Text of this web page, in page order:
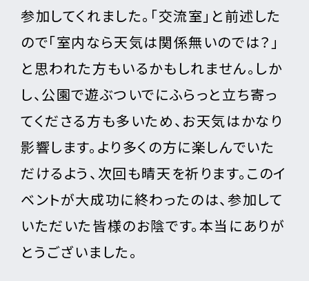
参加してくれました。「交流室」と前述した
ので「室内なら天気は関係無いのでは？」
と思われた方もいるかもしれません。しか
し、公園で遊ぶついでにふらっと立ち寄っ
てくださる方も多いため、お天気はかなり
影響します。より多くの方に楽しんでいた
だけるよう、次回も晴天を祈ります。このイ
ベントが大成功に終わったのは、参加して
いただいた皆様のお陰です。本当にありが
とうございました。